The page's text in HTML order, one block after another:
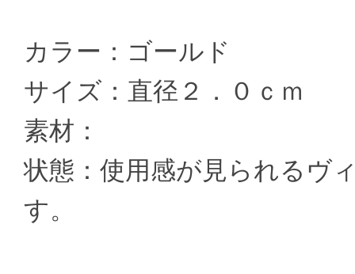
カラー：ゴールド
サイズ：直径２．０ｃｍ
素材：
状態：使用感が見られるヴ
す。